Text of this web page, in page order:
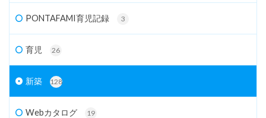
PONTAFAMI育児記録 3
育児 26
新築 128
Webカタログ 19